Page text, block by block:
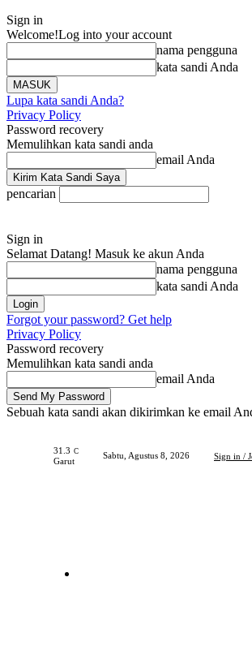
Sign in
Welcome!Log into your account
nama pengguna
kata sandi Anda
Lupa kata sandi Anda?
Privacy Policy
Password recovery
Memulihkan kata sandi anda
email Anda
pencarian
Sign in
Selamat Datang! Masuk ke akun Anda
nama pengguna
kata sandi Anda
Forgot your password? Get help
Privacy Policy
Password recovery
Memulihkan kata sandi anda
email Anda
Sebuah kata sandi akan dikirimkan ke email
31.3 C
Garut
Sabtu, Agustus 8, 2026 Sign in /